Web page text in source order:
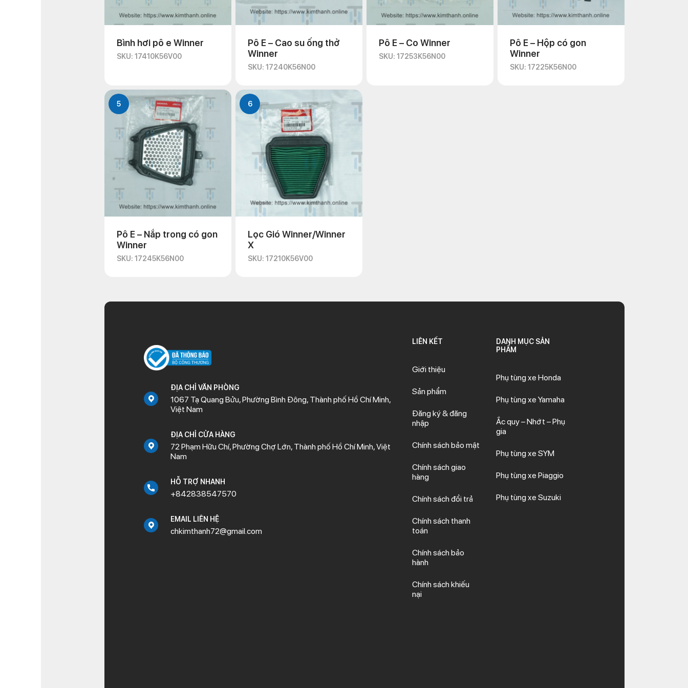
Bình hơi pô e Winner
SKU: 17410K56V00
Pô E – Cao su ống thở
Winner
SKU: 17240K56N00
Pô E – Co Winner
SKU: 17253K56N00
Pô E – Hộp có gon
Winner
SKU: 17225K56N00
5
Pô E – Nắp trong có gon
Winner
SKU: 17245K56N00
6
Lọc Gió Winner/Winner
X
SKU: 17210K56V00
ĐỊA CHỈ VĂN PHÒNG
1067 Tạ Quang Bửu, Phường Bình Đông, Thành phố Hồ Chí Minh,
Việt Nam
ĐỊA CHỈ CỬA HÀNG
72 Phạm Hữu Chí, Phường Chợ Lớn, Thành phố Hồ Chí Minh, Việt
Nam
HỖ TRỢ NHANH
+842838547570
EMAIL LIÊN HỆ
chkimthanh72@gmail.com
LIÊN KẾT
Giới thiệu
Sản phẩm
Đăng ký & đăng
nhập
Chính sách bảo mật
Chính sách giao
hàng
Chính sách đổi trả
Chính sách thanh
toán
Chính sách bảo
hành
Chính sách khiếu
nại
DANH MỤC SẢN
PHẨM
Phụ tùng xe Honda
Phụ tùng xe Yamaha
Ắc quy – Nhớt – Phụ
gia
Phụ tùng xe SYM
Phụ tùng xe Piaggio
Phụ tùng xe Suzuki